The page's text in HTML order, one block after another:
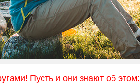
Пусть и они знают об этом: